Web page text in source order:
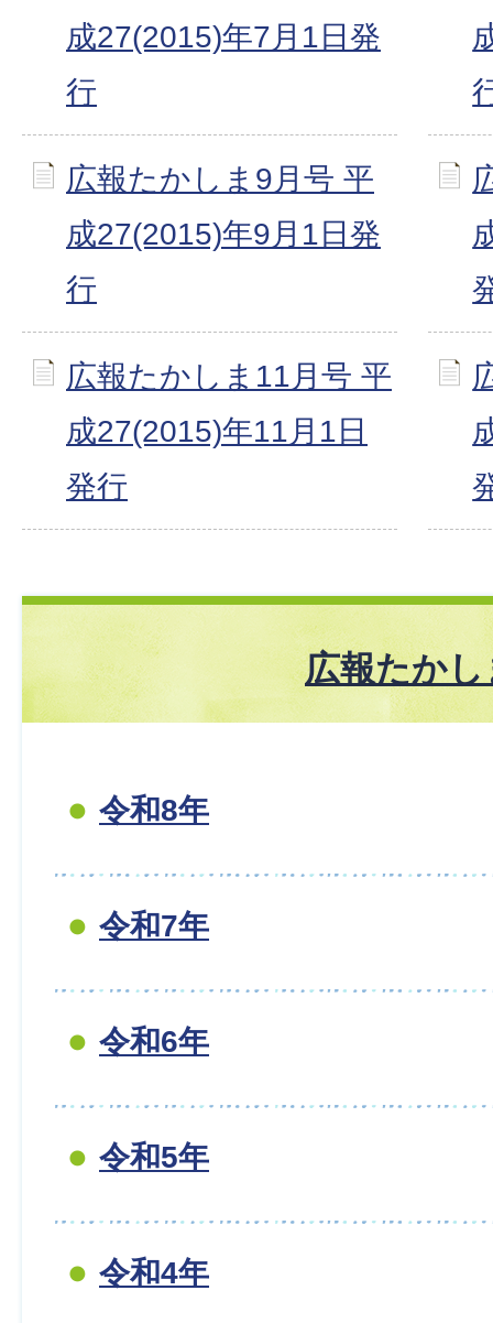
成27(2015)年7月1日発
行
広報たかしま9月号 平
成27(2015)年9月1日発
行
広報たかしま11月号 平
成27(2015)年11月1日
発行
広報たかし
令和8年
令和7年
令和6年
令和5年
令和4年